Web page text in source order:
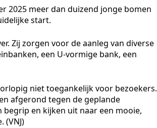
2025 meer dan duizend jonge bomen
start.
Zij zorgen voor de aanleg van diverse
een U-vormige bank, een
niet toegankelijk voor bezoekers.
afgerond tegen de geplande
en kijken uit naar een mooie,
(VNJ)